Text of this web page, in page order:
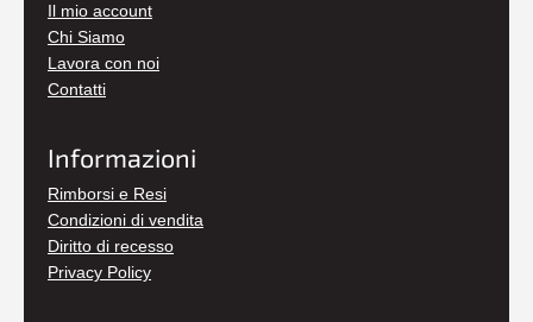
Il mio account
Chi Siamo
Lavora con noi
Contatti
Informazioni
Rimborsi e Resi
Condizioni di vendita
Diritto di recesso
Privacy Policy